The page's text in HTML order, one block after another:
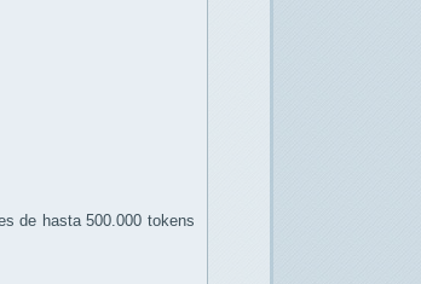
de hasta 500.000 tokens